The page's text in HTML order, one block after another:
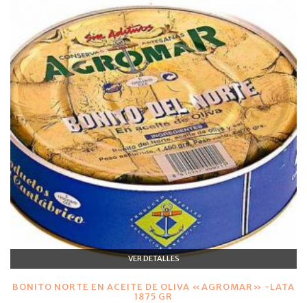
VER DETALLES
BONITO NORTE EN ACEITE DE OLIVA «AGROMAR» -LATA
1875 GR